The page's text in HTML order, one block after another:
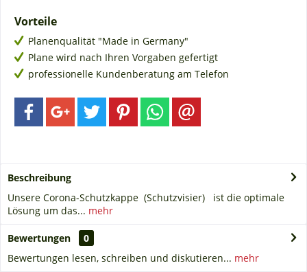
Vorteile
Planenqualität "Made in Germany"
Plane wird nach Ihren Vorgaben gefertigt
professionelle Kundenberatung am Telefon
Beschreibung
Unsere Corona-Schutzkappe (Schutzvisier) ist die optimale
Lösung um das... mehr
Bewertungen
0
Bewertungen lesen, schreiben und diskutieren... mehr